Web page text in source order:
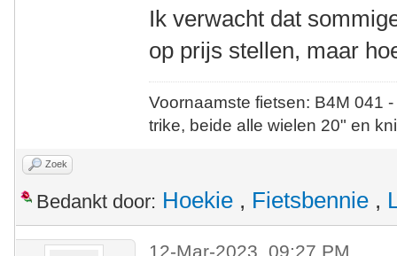
Ik verwacht dat
op prijs stellen, maar
Voornaamste fietsen: B4M
trike, beide alle wielen 20" en
Zoek
Bedankt door: Hoekie , Fietsbennie ,
12-Mar-2023, 09:27 PM